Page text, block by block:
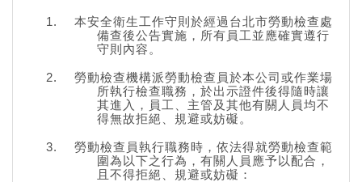
本安全衛生工作守則於經過台北市勞動檢查處
備查後公告實施，所有員工並應確實遵行
守則內容。
勞動檢查機構派勞動檢查員於本公司或作業場
所執行檢查職務，於出示證件後得隨時讓
其進入，員工、主管及其他有關人員均不
得無故拒絕、規避或妨礙。
勞動檢查員執行職務時，依法得就勞動檢查範
圍為以下之行為，有關人員應予以配合，
且不得拒絕、規避或妨礙：